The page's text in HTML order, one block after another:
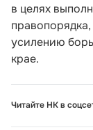
в целях
усилению
крае.
Читайте НК в